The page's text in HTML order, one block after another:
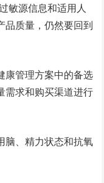
敏源信息和适用人
品质量，仍然要回到
康管理方案中的备选
需求和购买渠道进行
脑、精力状态和抗氧